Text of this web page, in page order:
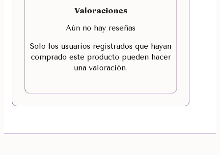
Valoraciones
Aún no hay reseñas
Solo los usuarios registrados que hayan
comprado este producto pueden hacer
una valoración.